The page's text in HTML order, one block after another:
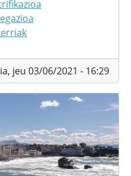
jeu 03/06/2021 - 16:29